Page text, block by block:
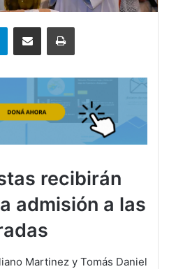
Telegram
recibirán
admisión a las
Martinez y Tomás Daniel